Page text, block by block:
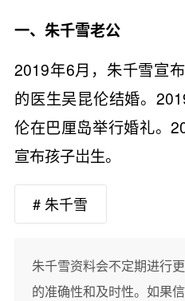
一、朱千雪老公
2019年6月，朱千雪宣
的医生吴昆伦结婚。
伦在巴厘岛举行婚礼。
宣布孩子岀生。
# 朱千雪
朱千雪资料会不定期进行
的准确性和及时性。如果